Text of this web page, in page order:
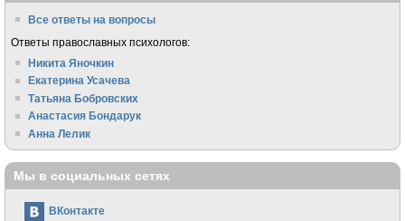
Все ответы на вопросы
Ответы православных психологов:
Никита Яночкин
Екатерина Усачева
Татьяна Бобровских
Анастасия Бондарук
Анна Лелик
Мы в социальных сетях
ВКонтакте